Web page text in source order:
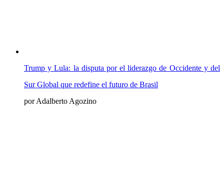
Trump y Lula: la disputa por el liderazgo de Occidente y del
Sur Global que redefine el futuro de Brasil
por Adalberto Agozino